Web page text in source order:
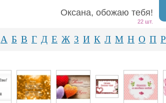
Оксана, обожаю тебя!
22 шт.
А Б В Г Д Е Ж З И К Л М Н О П Р